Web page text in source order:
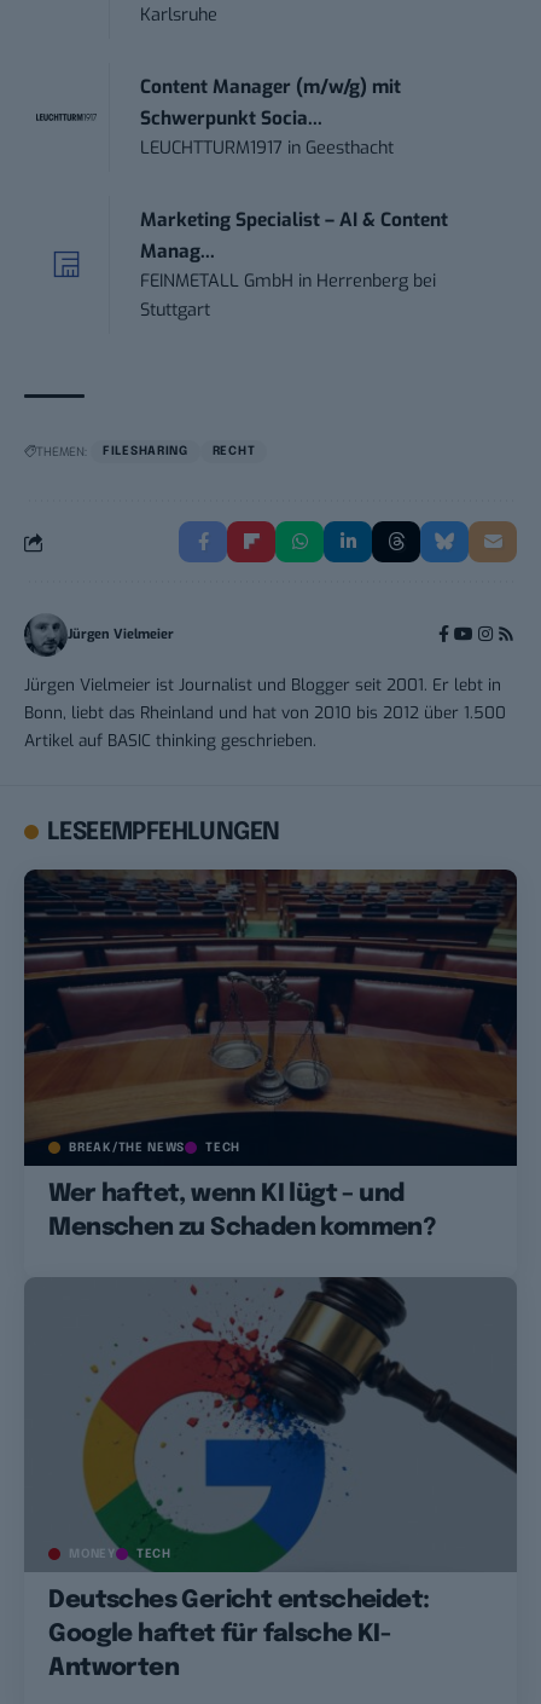
Karlsruhe
Content Manager (m/w/g) mit
Schwerpunkt Socia...
LEUCHTTURM1917 in Geesthacht
Marketing Specialist – AI & Content
Manag...
FEINMETALL GmbH in Herrenberg bei
Stuttgart
THEMEN: FILESHARING RECHT
Jürgen Vielmeier
Jürgen Vielmeier ist Journalist und Blogger seit 2001. Er lebt in
Bonn, liebt das Rheinland und hat von 2010 bis 2012 über 1.500
Artikel auf BASIC thinking geschrieben.
LESEEMPFEHLUNGEN
BREAK/THE NEWS TECH
Wer haftet, wenn KI lügt – und
Menschen zu Schaden kommen?
MONEY TECH
Deutsches Gericht entscheidet:
Google haftet für falsche KI-
Antworten